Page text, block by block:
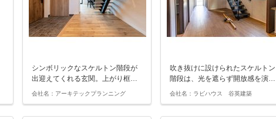
シンボリックなスケルトン階段が
出迎えてくれる玄関。上がり框…
会社名：アーキテックプランニング
吹き抜けに設けられたスケルトン
階段は、光を遮らず開放感を演…
会社名：ラビハウス 谷英建築